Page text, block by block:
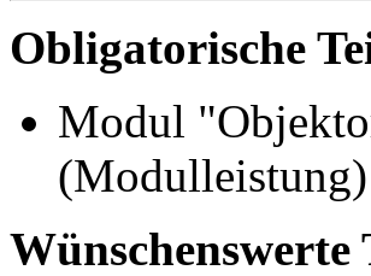
Obligatorische
Modul
(Modulleistung)
Wünschenswerte